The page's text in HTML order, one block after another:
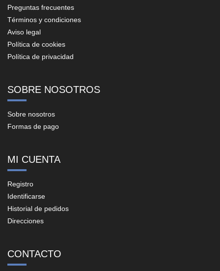
Preguntas frecuentes
Términos y condiciones
Aviso legal
Política de cookies
Política de privacidad
SOBRE NOSOTROS
Sobre nosotros
Formas de pago
MI CUENTA
Registro
Identificarse
Historial de pedidos
Direcciones
CONTACTO